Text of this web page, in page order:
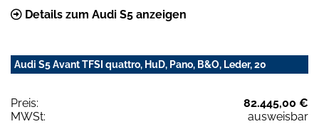
Details zum Audi S5 anzeigen
Audi S5 Avant TFSI quattro, HuD, Pano, B&O, Leder, 20
Preis:
82.445,00 €
MWSt:
ausweisbar